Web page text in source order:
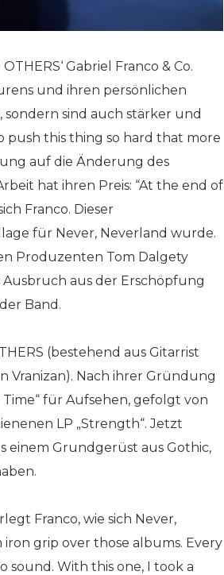
Gabriel Franco & Co.
und ihren persönlichen
sind auch stärker und
push this thing so hard that more
auf die Änderung des
hat ihren Preis: “At the end of
Franco. Dieser
für Never, Neverland wurde.
Produzenten Tom Dalgety
Ausbruch aus der Erschöpfung
Band.
(bestehend aus Gitarrist
Vranizan). Nach ihrer Gründung
Time“ für Aufsehen, gefolgt von
LP „Strength“. Jetzt
einem Grundgerüst aus Gothic,
Franco, wie sich Never,
grip over those albums. Every
With this one, I took a